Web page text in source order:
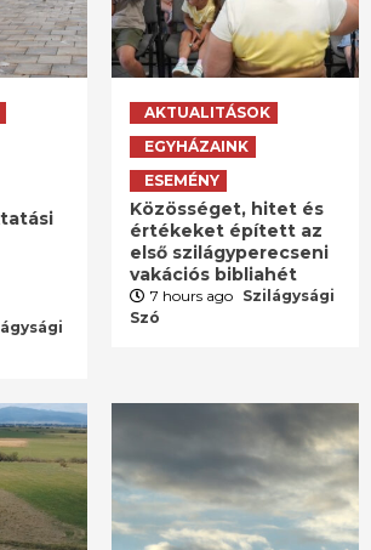
AKTUALITÁSOK
EGYHÁZAINK
ESEMÉNY
Közösséget, hitet és
értékeket épített az
első szilágyperecseni
vakációs bibliahét
7 hours ago Szilágysági
Szó